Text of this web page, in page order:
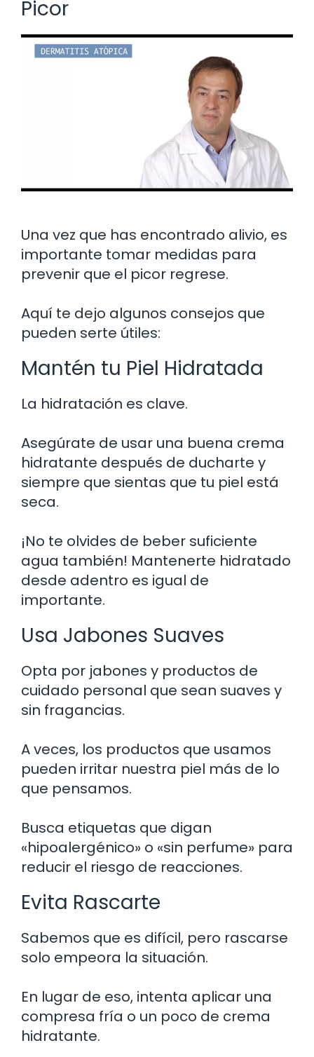
Picor
Una vez que has encontrado alivio, es
importante tomar medidas para
prevenir que el picor regrese.
Aquí te dejo algunos consejos que
pueden serte útiles:
Mantén tu Piel Hidratada
La hidratación es clave.
Asegúrate de usar una buena crema
hidratante después de ducharte y
siempre que sientas que tu piel está
seca.
¡No te olvides de beber suficiente
agua también! Mantenerte hidratado
desde adentro es igual de
importante.
Usa Jabones Suaves
Opta por jabones y productos de
cuidado personal que sean suaves y
sin fragancias.
A veces, los productos que usamos
pueden irritar nuestra piel más de lo
que pensamos.
Busca etiquetas que digan
«hipoalergénico» o «sin perfume» para
reducir el riesgo de reacciones.
Evita Rascarte
Sabemos que es difícil, pero rascarse
solo empeora la situación.
En lugar de eso, intenta aplicar una
compresa fría o un poco de crema
hidratante.